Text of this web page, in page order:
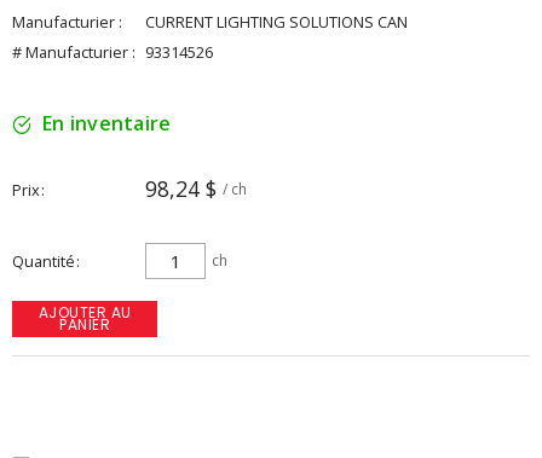
Manufacturier :
CURRENT LIGHTING SOLUTIONS CAN
# Manufacturier : 93314526
En inventaire
Prix 98,24 $ / ch
Quantité ch
AJOUTER AU
PANIER